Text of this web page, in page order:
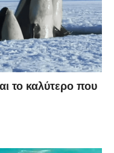
το καλύτερο που